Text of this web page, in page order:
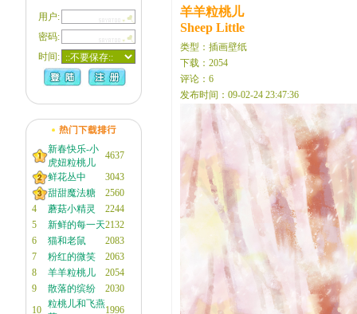
用户:
密码:
时间:
新春快乐-小
虎妞粒桃儿
4637
鲜花丛中
3043
甜甜魔法糖
2560
4
蘑菇小精灵
2244
5
新鲜的每一天2132
6
猫和老鼠
2083
7
粉红的微笑
2063
8
羊羊粒桃儿
2054
9
散落的缤纷
2030
10
粒桃儿和飞燕
1996
羊羊粒桃儿
Sheep Little
类型：插画壁纸
下载：2054
评论：6
发布时间：09-02-24 23:47:36